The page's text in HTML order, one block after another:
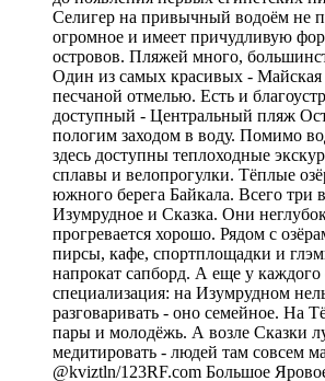
Селигер на привычный водоём не
огромное и имеет причудливую
островов. Пляжей много,
Один из самых красивых - Майская
песчаной отмелью. Есть и
доступный - Центральный пляж
пологим заходом в воду. Помимо
здесь доступны теплоходные
сплавы и велопрогулки. Тёплые
южного берега Байкала. Всего три
Изумрудное и Сказка. Они
прогревается хорошо. Рядом с
пирсы, кафе, спортплощадки и
напрокат сапборд. А еще у каждого
специализация: на Изумрудном
разговаривать - оно семейное. На
пары и молодёжь. А возле Сказки
медитировать - людей там совсем
@kviztln/123RF.com Большое